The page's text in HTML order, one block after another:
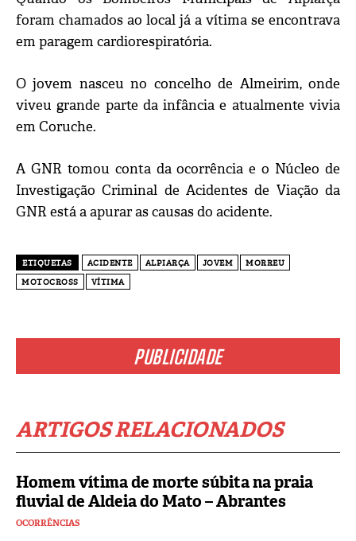
PUBLICIDADE
ARTIGOS RELACIONADOS
Homem vítima de morte súbita na praia
fluvial de Aldeia do Mato – Abrantes
OCORRÊNCIAS
foram chamados ao local já a vítima se encontrava
em paragem cardiorespiratória.
O jovem nasceu no concelho de Almeirim, onde
viveu grande parte da infância e atualmente vivia
em Coruche.
A GNR tomou conta da ocorrência e o Núcleo de
Investigação Criminal de Acidentes de Viação da
GNR está a apurar as causas do acidente.
ETIQUETAS ACIDENTE ALPIARÇA JOVEM
MORREU
MOTOCROSS
VÍTIMA